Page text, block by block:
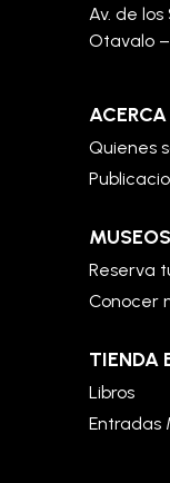
Av. de
Otavalo
Quienes
MUSEOS
Reserva
Conocer
TIENDA
Libros
Entradas